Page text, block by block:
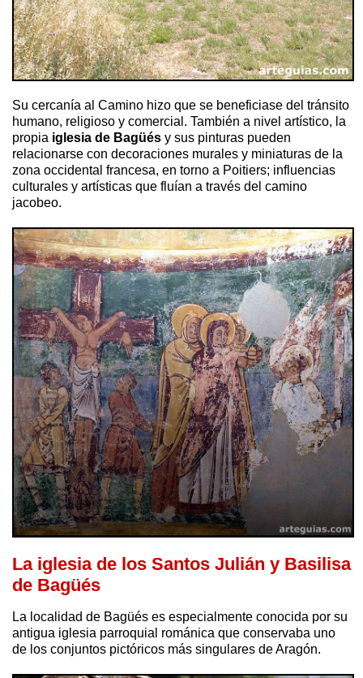
Su cercanía al Camino hizo que se beneficiase del tránsito
humano, religioso y comercial. También a nivel artístico, la
propia iglesia de Bagüés y sus pinturas pueden
relacionarse con decoraciones murales y miniaturas de la
zona occidental francesa, en torno a Poitiers; influencias
culturales y artísticas que fluían a través del camino
jacobeo.
La iglesia de los Santos Julián y Basilisa
de Bagüés
La localidad de Bagüés es especialmente conocida por su
antigua iglesia parroquial románica que conservaba uno
de los conjuntos pictóricos más singulares de Aragón.